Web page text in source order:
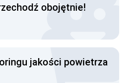
obojętnie!
jakości powietrza